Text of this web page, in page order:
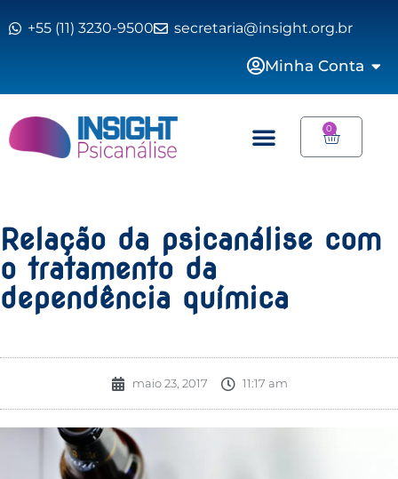
+55 (11) 3230-9500 secretaria@insight.org.br
Minha Conta
0
Relação da psicanálise com
o tratamento da
dependência química
maio 23, 2017 11:17 am